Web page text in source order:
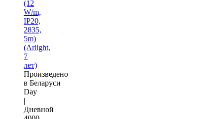
(12
W/m,
IP20,
2835,
5m)
(Arlight,
7
лет)
Произведено
в Беларуси
Day
|
Дневной